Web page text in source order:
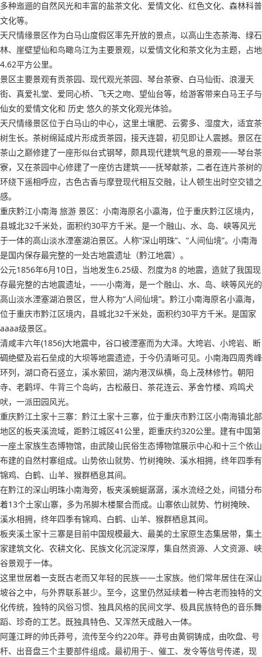
多种迤逦的自然风光和丰富的盐茶文化、爱情文化、红色文化、森林科普
文化等。
天尺情缘景区作为白马山度假区率先开放的景点，以高山生态茶海、绿石
林、崖壁望仙和鸟瞰乌江为主要景观，以爱情文化和茶文化为主题，占地
4.62平方公里。
景区主要景观有贡茶园、现代观光茶园、琴台茶寮、白马仙街、浪漫天
街、真爱礼堂、爱同心桥、飞天之吻、望仙台等，给游客带来白马王子与
仙女的爱情文化和 历史 悠久的茶文化观光体验。
天尺情缘景区位于白马山的中心，这里土壤肥、云雾多、湿度大，适宜茶
树生长。茶树绵延成片形成贡茶园，接天连碧，初见即让人震撼。景区在
茶山之巅修建了一座形似台式钢琴，颇具现代建筑气息的景观——琴台茶
寮，又在茶园中心修建了一座仿古建筑——抚琴献茶，二者在连片茶树的
环绕下遥相呼应，古色古香与摩登现代相互交融，让人顿生出时空交错之
感。
重庆黔江小南海 旅游 景区：小南海原名小瀛海，位于重庆黔江区境内，
县城北32千米处，面积约30平方千米。是一个融山、水、岛、峡等风光
于一体的高山淡水湮塞湖泊景区。人称“深山明珠”、“人间仙境”。小南海
是国内保存最完整的一处古地震遗址（黔江地震）。
公元1856年6月10日，当地发生6.25级、烈度为8 的地震，造就了我国现
存最完整的古地震遗址，——小南海，是一个融山、水、岛、峡等风光的
高山淡水湮塞湖泊景区，世人称为“人间仙境”。黔江小南海原名小瀛海，
位于重庆市黔江区境内，县城北32千米处，面积约30平方千米。是国家
aaaa级景区。
清咸丰六年(1856)大地震中，谷口被湮塞而为大泽。大垮岩、小垮岩、断
碉绝壁及岩石垒成的大坝等地震遗迹，于今仍清晰可见。小南海四周秀峰
环列，湖口奇石竖立，溪水萦回，湖内港汊纵横，岛上茂林修竹。朝阳
寺、老鹳坪、牛背三个岛屿，古松蔽日、茶花连云、茅舍竹楼、鸡鸣犬
吠，一派田园风光。
重庆黔江土家十三寨：黔江土家十三寨，位于重庆市黔江区小南海镇北部
地区的板夹溪流域，距黔江城区41公里，距重庆约320公里。建有中国第
一座土家族生态博物馆，由武陵山民俗生态博物馆展示中心和十三个依山
布建的自然村寨组成。山势依山就势、竹树掩映、溪水相拥，终年四季有
锦鸡、白鹤、山羊、猴群栖息其间。
在黔江的深山明珠小南海旁，板夹溪蜿蜒潺潺，溪水流经之处，间错分布
着13个土家山寨，多为吊脚木楼聚合而成。山寨依山就势、竹树掩映、
溪水相拥，终年四季有锦鸡、白鹤、山羊、猴群栖息其间。
板夹溪土家十三寨是目前中国规模最大、最美的土家原生态集居带，集土
家建筑文化、农耕文化、民族文化沉淀深厚，集自然资源、人文资源、峡
谷景观于一体。
这里世居着一支既古老而又年轻的民族——土家族。他们常年居住在深山
坡谷之中，与外界联系甚少。至今，这里仍然延续着一种古老而独特的文
化传统，独特的风俗习惯、独具风格的民间文学、极具民族特色的音乐舞
蹈、珍奇的工艺。既独具特色、又浑然天成融入一体。
阿蓬江畔的帅氏莽号，流传至今约220年。莽号由黄铜铸成，由吹盘、号
杆、出音盘三个主要部件组成。最初用于-、催工、发令等信号传递，现